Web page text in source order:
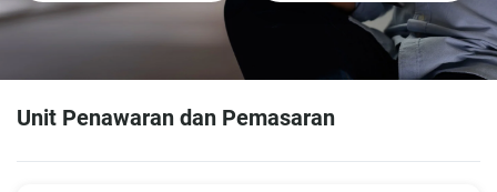
Unit Penawaran dan Pemasaran